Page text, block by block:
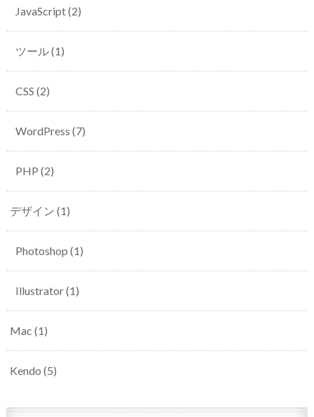
JavaScript(2)
ツール(1)
CSS (2)
WordPress (7)
PHP (2)
デザイン (1)
Photoshop (1)
Illustrator(1)
Mac (1)
Kendo (5)